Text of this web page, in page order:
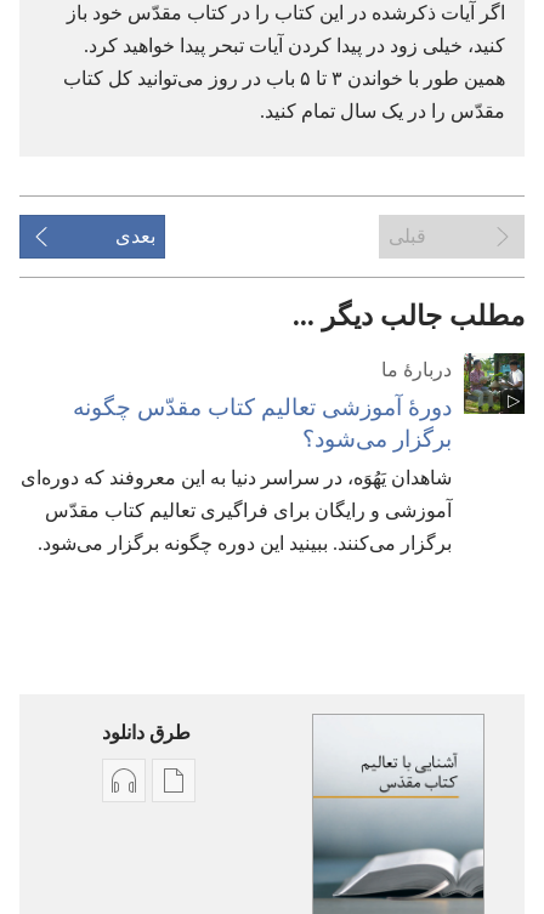
اگر آیات ذکرشده در این کتاب را در کتاب مقدّس خود باز
کنید،‏ خیلی زود در پیدا کردن آیات تبحر پیدا خواهید کرد.‏
همین طور با خواندن ۳ تا ۵ باب در روز می‌توانید کل کتاب
مقدّس را در یک سال تمام کنید.‏
قبلی بعدی
مطلب جالب دیگر ...
دربارهٔ ما
دورهٔ آموزشی تعالیم کتاب مقدّس چگونه
برگزار می‌شود؟‏
شاهدان یَهُوَه،‏ در سراسر دنیا به این معروفند که دوره‌ای
آموزشی و رایگان برای فراگیری تعالیم کتاب مقدّس
برگزار می‌کنند.‏ ببینید این دوره چگونه برگزار می‌شود.‏
طرق دانلود
گزینۀ گزینۀ